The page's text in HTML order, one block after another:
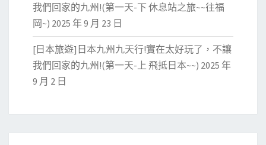
我們回家的九州!(第一天-下 休息站之旅~~往福
岡~) 2025 年 9 月 23 日
[日本旅遊]日本九州九天行!實在太好玩了，不讓
我們回家的九州!(第一天-上 飛抵日本~~) 2025 年
9 月 2 日